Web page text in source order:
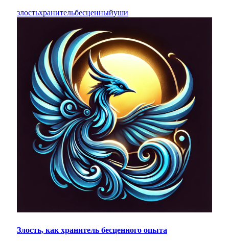
злостьхранительбесценныйуши
Злость, как хранитель бесценного опыта